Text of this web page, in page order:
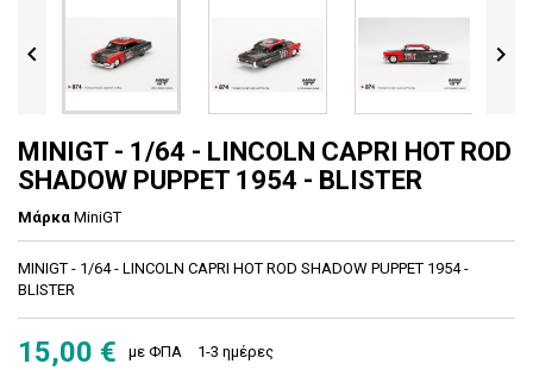
 
MINIGT - 1/64 - LINCOLN CAPRI HOT ROD
SHADOW PUPPET 1954 - BLISTER
Μάρκα MiniGT
MINIGT - 1/64 - LINCOLN CAPRI HOT ROD SHADOW PUPPET 1954 -
BLISTER
15,00 € με ΦΠΑ 1-3 ημέρες